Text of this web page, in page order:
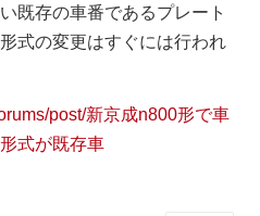
既存の車番であるプレート
式の変更はすぐには行われ
post/新京成n800形で車
式が既存車